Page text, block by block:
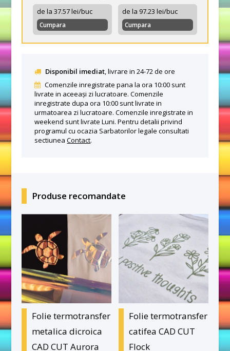
de la 37.57 lei/buc
Cumpara
de la 97.23 lei/buc
Cumpara
Disponibil imediat, livrare in 24-72 de ore
Comenzile inregistrate pana la ora 10:00 sunt
livrate in aceeași zi lucratoare. Comenzile
inregistrate dupa ora 10:00 sunt livrate in
urmatoarea zi lucratoare. Comenzile inregistrate in
weekend sunt livrate Luni. Pentru detalii privind
programul cu ocazia Sarbatorilor legale consultati
sectiuneaContact.
Produse recomandate
Folie termotransfer
metalica dicroica
CAD CUT Aurora
Folie termotransfer
catifea CAD CUT
Flock